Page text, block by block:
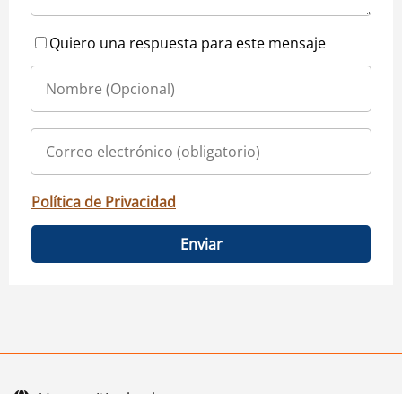
Quiero una respuesta para este mensaje
Política de Privacidad
Enviar